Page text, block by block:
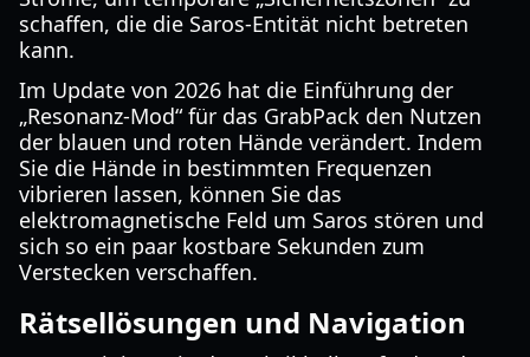
schaffen, die die Saros-Entität nicht betreten
kann.
Im Update von 2026 hat die Einführung der
„Resonanz-Mod“ für das GrabPack den Nutzen
der blauen und roten Hände verändert. Indem
Sie die Hände in bestimmten Frequenzen
vibrieren lassen, können Sie das
elektromagnetische Feld um Saros stören und
sich so ein paar kostbare Sekunden zum
Verstecken verschaffen.
Rätsellösungen und Navigation